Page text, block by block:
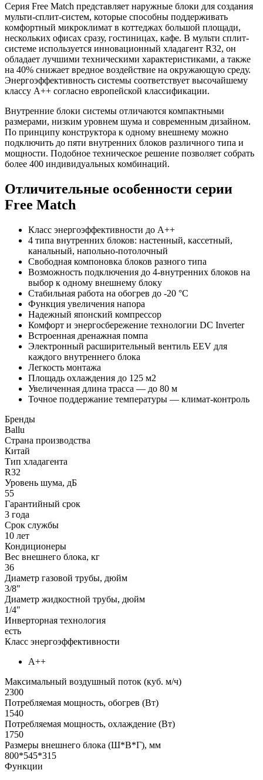
Серия Free Match представляет наружные блоки для создания
мульти-сплит-систем, которые способны поддерживать
комфортный микроклимат в коттеджах большой площади,
нескольких офисах сразу, гостиницах, кафе. В мульти сплит-
системе используется инновационный хладагент R32, он
обладает лучшими техническими характеристиками, а также
на 40% снижает вредное воздействие на окружающую среду.
Энергоэффективность системы соответствует высочайшему
классу А++ согласно европейской классификации.
Внутренние блоки системы отличаются компактными
размерами, низким уровнем шума и современным дизайном.
По принципу конструктора к одному внешнему можно
подключить до пяти внутренних блоков различного типа и
мощности. Подобное техническое решение позволяет собрать
более 400 индивидуальных комбинаций.
Отличительные особенности серии
Free Match
Класс энергоэффективности до A++
4 типа внутренних блоков: настенный, кассетный,
канальный, напольно-потолочный
Свободная компоновка блоков разного типа
Возможность подключения до 4-внутренних блоков на
выбор к одному внешнему блоку
Стабильная работа на обогрев до -20 °C
Функция увеличения напора
Надежный японский компрессор
Комфорт и энергосбережение технологии DC Inverter
Встроенная дренажная помпа
Электронный расширительный вентиль EEV для
каждого внутреннего блока
Легкость монтажа
Площадь охлаждения до 125 м2
Увеличенная длина трасса — до 80 м
Точное поддержание температуры — климат-контроль
Бренды
Ballu
Страна производства
Китай
Тип хладагента
R32
Уровень шума, дБ
55
Гарантийный срок
3 года
Срок службы
10 лет
Кондиционеры
Вес внешнего блока, кг
36
Диаметр газовой трубы, дюйм
3/8"
Диаметр жидкостной трубы, дюйм
1/4"
Инверторная технология
есть
Класс энергоэффективности
А++
Максимальный воздушный поток (куб. м/ч)
2300
Потребляемая мощность, обогрев (Вт)
1540
Потребляемая мощность, охлаждение (Вт)
1750
Размеры внешнего блока (Ш*В*Г), мм
800*545*315
Функции